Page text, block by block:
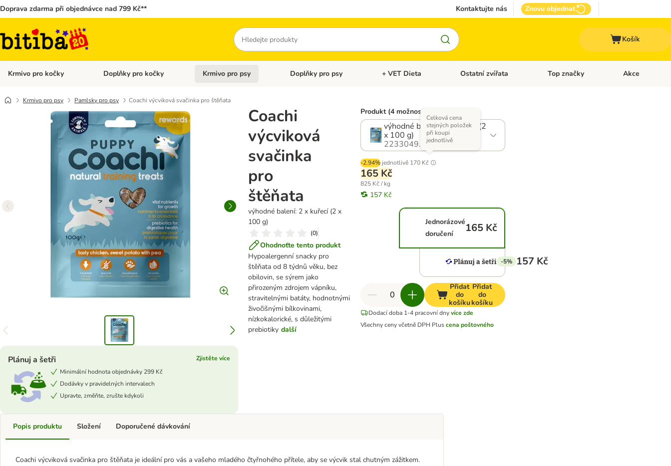
Doprava zdarma při objednávce nad 799 Kč** Kontaktujte nás Znovu objednat
Hledat
Košík
Krmivo pro kočky Otevřít menu: Krmivo pro kočky
Doplňky pro kočky Otevřít menu: Doplňky pro kočky
Krmivo pro psy Otevřít menu: Krmivo pro psy
Doplňky pro psy Otevřít menu: Doplňky pro psy
+ VET Dieta Otevřít menu: + VET Dieta
Ostatní zvířata Otevřít menu: Ostatní zvířata
Top značky Otevřít menu:
Akce
Krmivo pro psy Pamlsky pro psy Coachi výcviková svačinka pro štěňata
Coachi
výcviková
svačinka
pro
štěňata
výhodné balení: 2 x kuřecí (2 x
100 g)
(0)
Ohodnoťte tento produkt
Hypoalergenní snacky pro
štěňata od 8 týdnů věku, bez
obilovin, se sýrem jako
přirozeným zdrojem vápníku,
stravitelnými batáty, hodnotnými
živočišnými bílkovinami,
nízkokalorické, s důležitými
prebiotiky další
Plánuj a šetři
Zjistěte více
Minimální hodnota objednávky 299 Kč
Dodávky v pravidelných intervalech
Upravte, změňte, zrušte kdykoli
Produkt (4 možností)
výhodné balení: 2 x kuřecí (2
x 100 g)
2233049.1
-2.94% jednotlivě 170 Kč
Celková cena
stejných položek
při koupi
jednotlivě
165 Kč
825 Kč / kg
157 Kč
Jednorázové
doručení
165 Kč
-5% 157 Kč
Přidat
do
košíku
Přidat
do
košíku
Dodací doba 1-4 pracovní dny více zde
Všechny ceny včetně DPH Pluscena poštovného
Popis produktu
Coachi výcviková svačinka pro štěňata je ideální pro vás a vašeho mladého čtyřnohého přítele, aby se výcvik stal chutným zážitkem.
Složení Doporučené dávkování